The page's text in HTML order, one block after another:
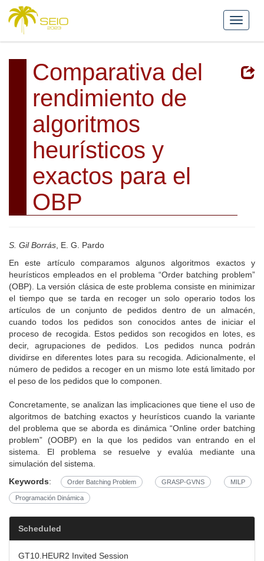
Comparativa del
rendimiento de
algoritmos
heurísticos y
exactos para el
OBP
S. Gil Borrás , E. G. Pardo
En este artículo comparamos algunos algoritmos exactos y
heurísticos empleados en el problema “Order batching problem”
(OBP). La versión clásica de este problema consiste en minimizar
el tiempo que se tarda en recoger un solo operario todos los
artículos de un conjunto de pedidos dentro de un almacén,
cuando todos los pedidos son conocidos antes de iniciar el
proceso de recogida. Estos pedidos son recogidos en lotes, es
decir, agrupaciones de pedidos. Los pedidos nunca podrán
dividirse en diferentes lotes para su recogida. Adicionalmente, el
número de pedidos a recoger en un mismo lote está limitado por
el peso de los pedidos que lo componen.
Concretamente, se analizan las implicaciones que tiene el uso de
algoritmos de batching exactos y heurísticos cuando la variante
del problema que se aborda es dinámica “Online order batching
problem” (OOBP) en la que los pedidos van entrando en el
sistema. El problema se resuelve y evalúa mediante una
simulación del sistema.
Keywords: Order Batching Problem GRASP-GVNS MILP
Programación Dinámica
Scheduled
GT10.HEUR2 Invited Session